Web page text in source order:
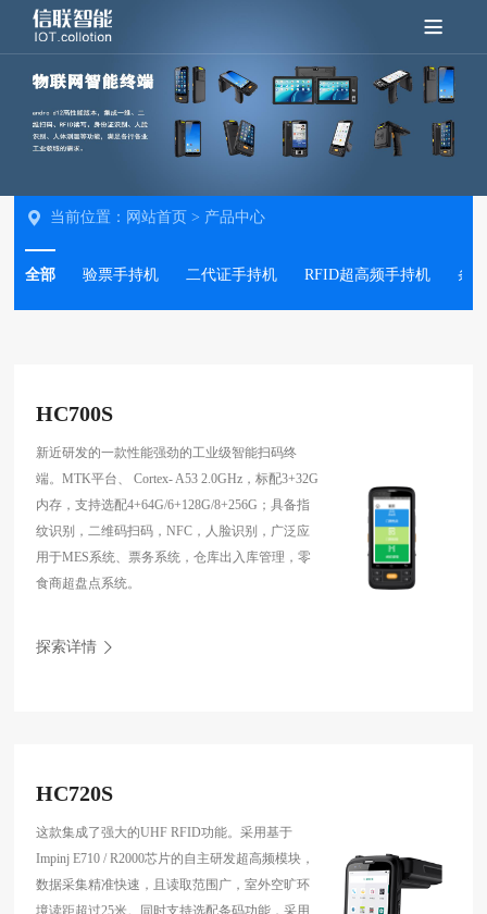
当前位置： 网站首页 > 产品中心
全部 验票手持机 二代证手持机 RFID超高频手持机 条
HC700S
新近研发的一款性能强劲的工业级智能扫码终
端。MTK平台、 Cortex- A53 2.0GHz，标配3+32G
内存，支持选配4+64G/6+128G/8+256G；具备指
纹识别，二维码扫码，NFC，人脸识别，广泛应
用于MES系统、票务系统，仓库出入库管理，零
食商超盘点系统。
探索详情
HC720S
这款集成了强大的UHF RFID功能。采用基于
Impinj E710 / R2000芯片的自主研发超高频模块，
数据采集精准快速，且读取范围广，室外空旷环
境读距超过25米。同时支持选配条码功能，采用